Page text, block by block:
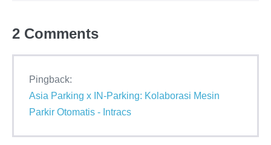
2 Comments
Pingback:
Asia Parking x IN-Parking: Kolaborasi Mesin
Parkir Otomatis - Intracs